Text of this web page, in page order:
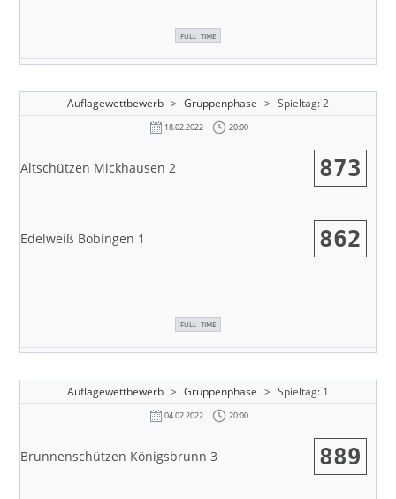
FULL TIME
Auflagewettbewerb > Gruppenphase > Spieltag: 2
18.02.2022 20:00
Altschützen Mickhausen 2 873
Edelweiß Bobingen 1 862
FULL TIME
Auflagewettbewerb > Gruppenphase > Spieltag: 1
04.02.2022 20:00
Brunnenschützen Königsbrunn 3 889